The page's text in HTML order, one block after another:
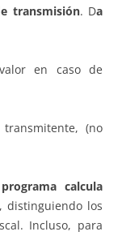
transmisión. Da
en caso de
(no
calcula
, distinguiendo los
Incluso, para